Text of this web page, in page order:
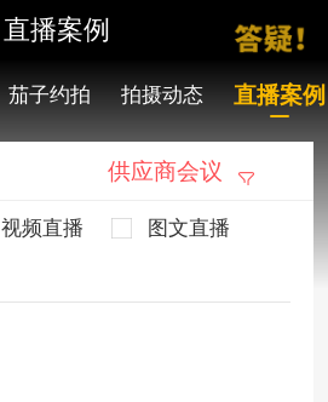
直播案例
茄子约拍 拍摄动态 直播案例
供应商会议
视频直播
图文直播